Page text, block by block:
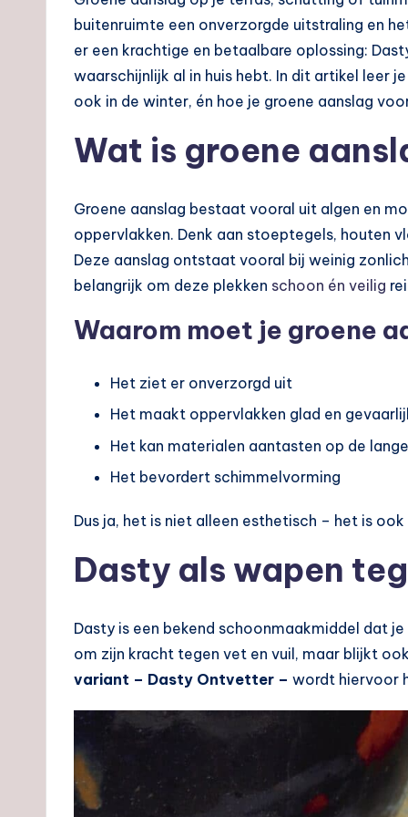
buitenruimte een onverzorgde uitstraling en
er een krachtige en betaalbare oplossing:
waarschijnlijk al in huis hebt. In dit artikel leer
ook in de winter, én hoe je groene aanslag
Wat is groene
Groene aanslag bestaat vooral uit algen en
oppervlakken. Denk aan stoeptegels, houten
Deze aanslag ontstaat vooral bij weinig
belangrijk om deze plekken schoon én veilig
Waarom moet je groene
Het ziet er onverzorgd uit
Het maakt oppervlakken glad en
Het kan materialen aantasten op de
Het bevordert schimmelvorming
Dus ja, het is niet alleen esthetisch – het is
Dasty als wapen
Dasty is een bekend schoonmaakmiddel dat
om zijn kracht tegen vet en vuil, maar blijkt
variant – Dasty Ontvetter – wordt hiervoor